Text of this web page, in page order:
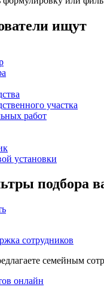
ищут
участка
работ
установки
подбора
сотрудников
семейным
онлайн